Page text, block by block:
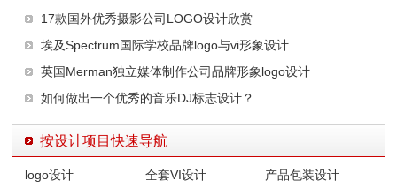
17款国外优秀摄影公司LOGO设计欣赏
埃及Spectrum国际学校品牌logo与vi形象设计
英国Merman独立媒体制作公司品牌形象logo设计
如何做出一个优秀的音乐DJ标志设计？
按设计项目快速导航
logo设计 全套VI设计
产品包装设计